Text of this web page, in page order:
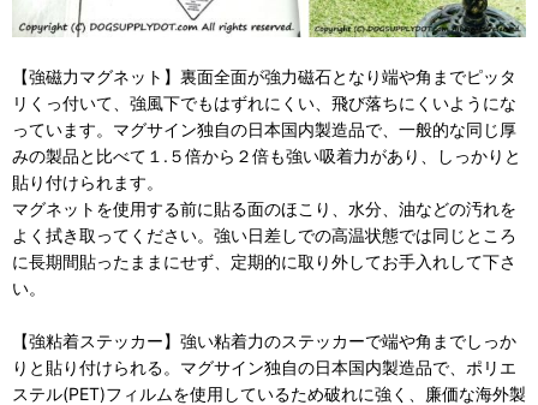
【強磁力マグネット】裏面全面が強力磁石となり端や角までピッタ
リくっ付いて、強風下でもはずれにくい、飛び落ちにくいようにな
っています。マグサイン独自の日本国内製造品で、一般的な同じ厚
みの製品と比べて１.５倍から２倍も強い吸着力があり、しっかりと
貼り付けられます。
マグネットを使用する前に貼る面のほこり、水分、油などの汚れを
よく拭き取ってください。強い日差しでの高温状態では同じところ
に長期間貼ったままにせず、定期的に取り外してお手入れして下さ
い。
【強粘着ステッカー】強い粘着力のステッカーで端や角までしっか
りと貼り付けられる。マグサイン独自の日本国内製造品で、ポリエ
ステル(PET)フィルムを使用しているため破れに強く、廉価な海外製